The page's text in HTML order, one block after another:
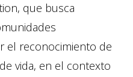
que busca
el reconocimiento de
vida, en el contexto